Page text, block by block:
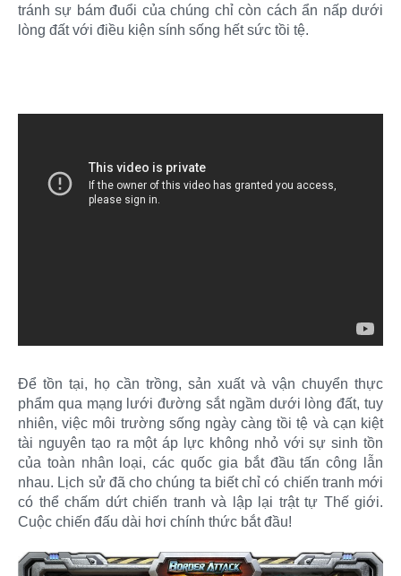
tránh sự bám đuổi của chúng chỉ còn cách ẩn nấp dưới
lòng đất với điều kiện sính sống hết sức tồi tệ.
Để tồn tại, họ cần trồng, sản xuất và vận chuyển thực
phẩm qua mạng lưới đường sắt ngầm dưới lòng đất, tuy
nhiên, việc môi trường sống ngày càng tồi tệ và cạn kiệt
tài nguyên tạo ra một áp lực không nhỏ với sự sinh tồn
của toàn nhân loại, các quốc gia bắt đầu tấn công lẫn
nhau. Lịch sử đã cho chúng ta biết chỉ có chiến tranh mới
có thể chấm dứt chiến tranh và lập lại trật tự Thế giới.
Cuộc chiến đấu dài hơi chính thức bắt đầu!